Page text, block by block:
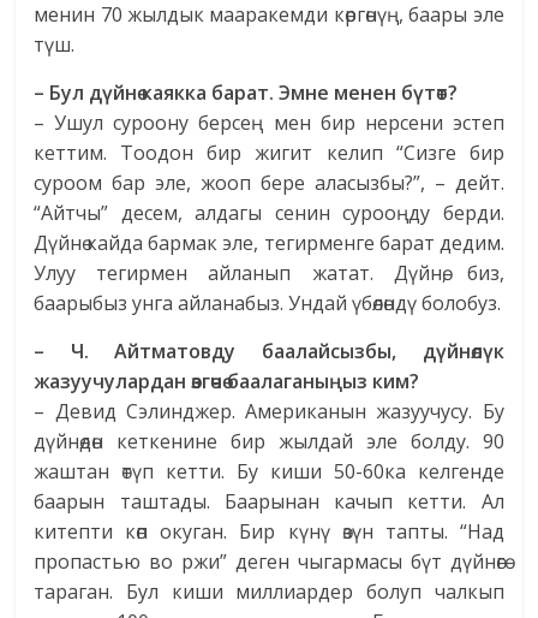
менин 70 жылдык мааракемди көргөнүң, баары эле
түш.
– Бул дүйнө каякка барат. Эмне менен бүтөт?
– Ушул суроону берсең мен бир нерсени эстеп
кеттим. Тоодон бир жигит келип “Сизге бир
суроом бар эле, жооп бере аласызбы?”, – дейт.
“Айтчы” десем, алдагы сенин сурооңду берди.
Дүйнө кайда бармак эле, тегирменге барат дедим.
Улуу тегирмен айланып жатат. Дүйнө, биз,
баарыбыз унга айланабыз. Ундай үбөлөндү болобуз.
– Ч. Айтматовду баалайсызбы, дүйнөлүк
жазуучулардан өзгөчө баалаганыңыз ким?
– Девид Сэлинджер. Американын жазуучусу. Бу
дүйнөдөн кеткенине бир жылдай эле болду. 90
жаштан өтүп кетти. Бу киши 50-60ка келгенде
баарын таштады. Баарынан качып кетти. Ал
китепти көп окуган. Бир күнү өзүн тапты. “Над
пропастью во ржи” деген чыгармасы бүт дүйнөгө
тараган. Бул киши миллиардер болуп чалкып